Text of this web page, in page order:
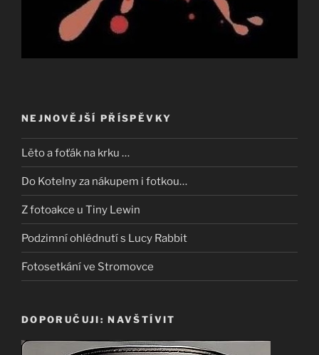
NEJNOVĚJŠÍ PŘÍSPĚVKY
Lěto a foťák na krku …
Do Kotelny za nákupem i fotkou…
Z fotoakce u Tiny Lewin
Podzimní ohlédnutí s Lucy Rabbit
Fotosetkání ve Stromovce
DOPORUČUJI: NAVŠTÍVIT